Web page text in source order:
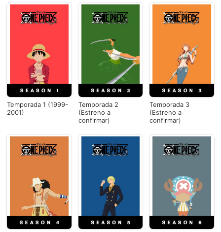
Temporada 1 (1999-
2001)
Temporada 2
(Estreno a
confirmar)
Temporada 3
(Estreno a
confirmar)